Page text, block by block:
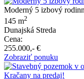
Moderný 5 izbový
145 m2
Dunajská Streda
Cena:
255.000,- €
Zobraziť ponuku